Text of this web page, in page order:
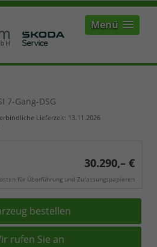
Menü
7-Gang-DSG
Lieferzeit: 13.11.2026
30.290,– €
für Überführung und Zulassungspapieren
bestellen
rufen Sie an